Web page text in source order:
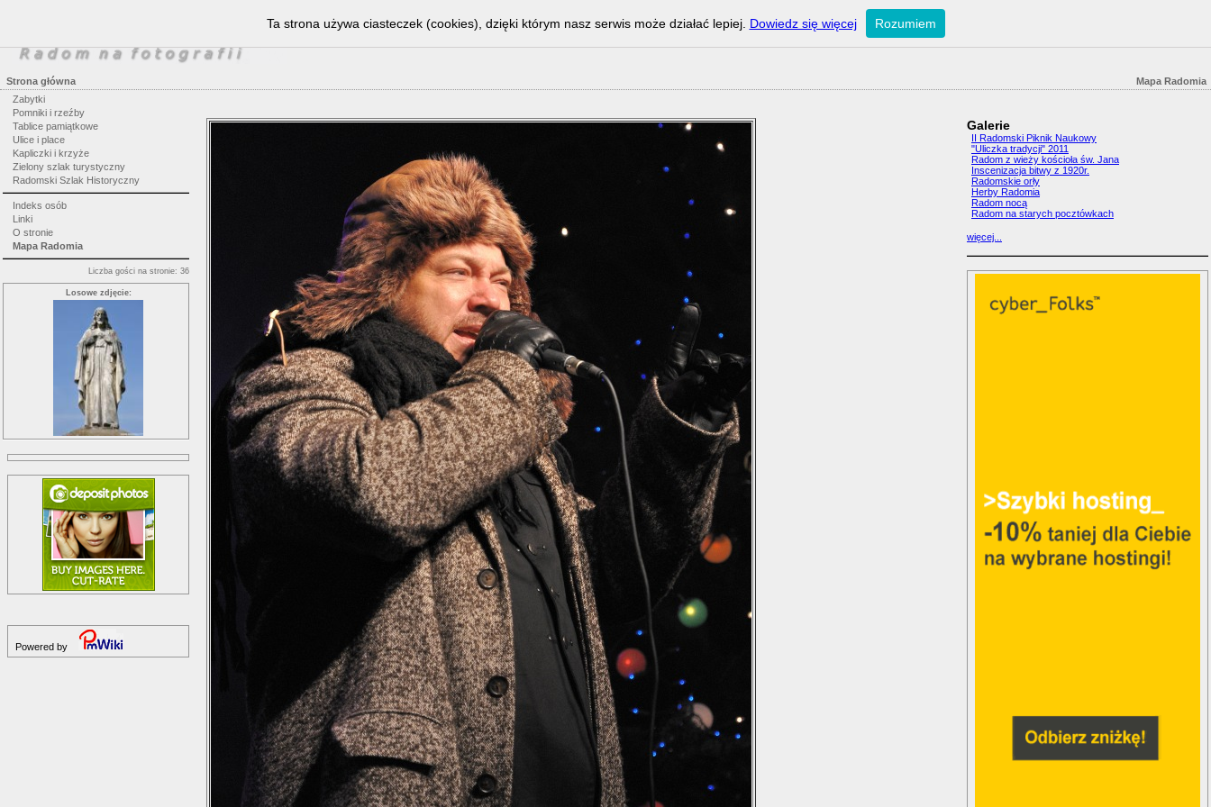
Mapa Radomia
Strona główna
Zabytki
Pomniki i rzeźby
Tablice pamiątkowe
Ulice i place
Kapliczki i krzyże
Zielony szlak turystyczny
Radomski Szlak Historyczny
Indeks osób
Linki
O stronie
Mapa Radomia
Liczba gości na stronie: 36
Losowe zdjęcie:
Powered by
Galerie
II Radomski Piknik Naukowy
"Uliczka tradycji" 2011
Radom z wieży kościoła św. Jana
Inscenizacja bitwy z 1920r.
Radomskie orły
Herby Radomia
Radom nocą
Radom na starych pocztówkach
więcej...
Ta strona używa ciasteczek (cookies), dzięki którym nasz serwis może działać lepiej. Dowiedz się więcej Rozumiem